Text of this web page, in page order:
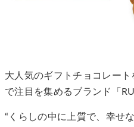
大人気のギフトチョコレー
で注目を集めるブランド「
“くらしの中に上質で、幸せ